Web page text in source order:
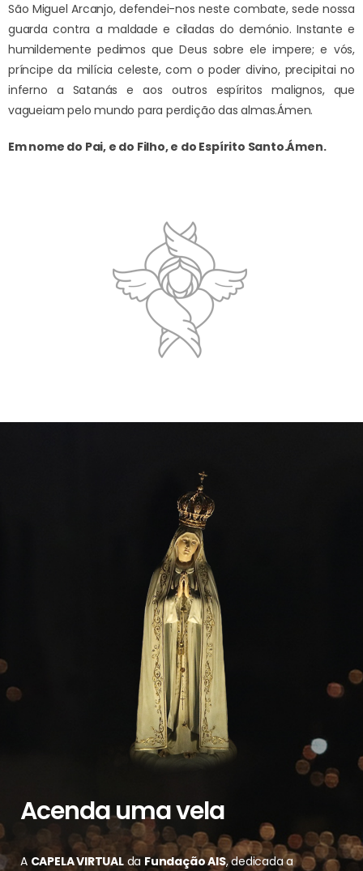
São Miguel Arcanjo, defendei-nos neste combate, sede nossa
guarda contra a maldade e ciladas do demónio. Instante e
humildemente pedimos que Deus sobre ele impere; e vós,
príncipe da milícia celeste, com o poder divino, precipitai no
inferno a Satanás e aos outros espíritos malignos, que
vagueiam pelo mundo para perdição das almas.Ámen.
Em nome do Pai, e do Filho, e do Espírito Santo.Ámen.
Acenda uma vela
A CAPELA VIRTUALdaFundação AIS, dedicada a